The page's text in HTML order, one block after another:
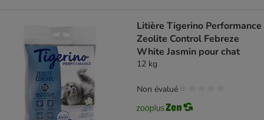
Litière Tigerino Performance
Zeolite Control Febreze
White Jasmin pour chat
12 kg
Non évalué